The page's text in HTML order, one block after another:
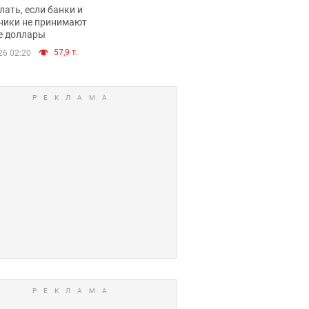
ли
и банки
купюры
если банки и
не принимают
доллары
02:20 57,9 т.